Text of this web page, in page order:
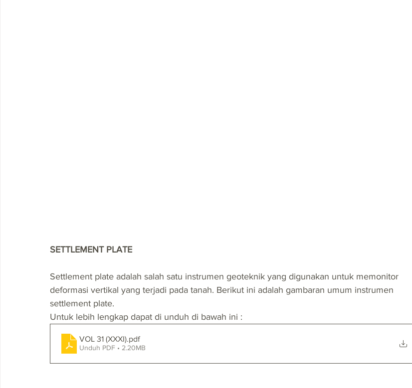
SETTLEMENT PLATE
Settlement plate adalah salah satu instrumen geoteknik yang digunakan untuk memonitor
deformasi vertikal yang terjadi pada tanah. Berikut ini adalah gambaran umum instrumen
settlement plate.
Untuk lebih lengkap dapat di unduh di bawah ini :
VOL 31 (XXXI).pdf
Unduh PDF • 2.20MB